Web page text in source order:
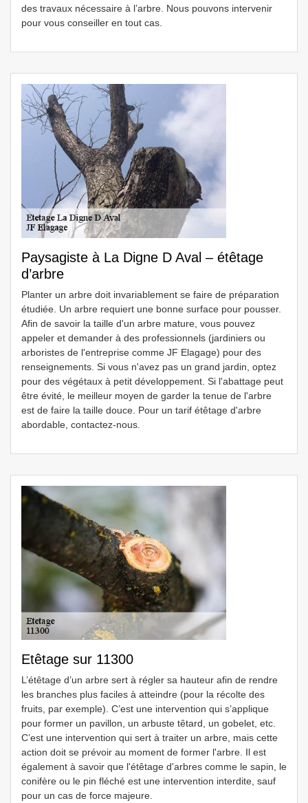
des travaux nécessaire à l’arbre. Nous pouvons intervenir
pour vous conseiller en tout cas.
Paysagiste à La Digne D Aval – étêtage
d’arbre
Planter un arbre doit invariablement se faire de préparation
étudiée. Un arbre requiert une bonne surface pour pousser.
Afin de savoir la taille d'un arbre mature, vous pouvez
appeler et demander à des professionnels (jardiniers ou
arboristes de l'entreprise comme JF Elagage) pour des
renseignements. Si vous n'avez pas un grand jardin, optez
pour des végétaux à petit développement. Si l'abattage peut
être évité, le meilleur moyen de garder la tenue de l'arbre
est de faire la taille douce. Pour un tarif étêtage d'arbre
abordable, contactez-nous.
Etêtage sur 11300
L’étêtage d’un arbre sert à régler sa hauteur afin de rendre
les branches plus faciles à atteindre (pour la récolte des
fruits, par exemple). C’est une intervention qui s’applique
pour former un pavillon, un arbuste têtard, un gobelet, etc.
C’est une intervention qui sert à traiter un arbre, mais cette
action doit se prévoir au moment de former l'arbre. Il est
également à savoir que l'étêtage d'arbres comme le sapin, le
conifère ou le pin fléché est une intervention interdite, sauf
pour un cas de force majeure.